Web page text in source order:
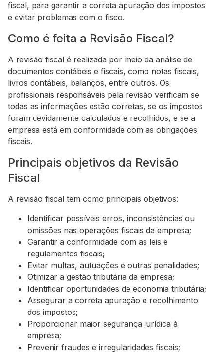
fiscal, para garantir a correta apuração dos impostos
e evitar problemas com o fisco.
Como é feita a Revisão Fiscal?
A revisão fiscal é realizada por meio da análise de
documentos contábeis e fiscais, como notas fiscais,
livros contábeis, balanços, entre outros. Os
profissionais responsáveis pela revisão verificam se
todas as informações estão corretas, se os impostos
foram devidamente calculados e recolhidos, e se a
empresa está em conformidade com as obrigações
fiscais.
Principais objetivos da Revisão
Fiscal
A revisão fiscal tem como principais objetivos:
Identificar possíveis erros, inconsistências ou
omissões nas operações fiscais da empresa;
Garantir a conformidade com as leis e
regulamentos fiscais;
Evitar multas, autuações e outras penalidades;
Otimizar a gestão tributária da empresa;
Identificar oportunidades de economia tributária;
Assegurar a correta apuração e recolhimento
dos impostos;
Proporcionar maior segurança jurídica à
empresa;
Prevenir fraudes e irregularidades fiscais;